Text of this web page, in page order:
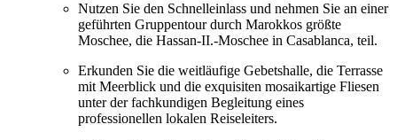
Nutzen Sie den Schnelleinlass und nehmen Sie an einer
geführten Gruppentour durch Marokkos größte
Moschee, die Hassan-II.-Moschee in Casablanca, teil.
Erkunden Sie die weitläufige Gebetshalle, die Terrasse
mit Meerblick und die exquisiten mosaikartige Fliesen
unter der fachkundigen Begleitung eines
professionellen lokalen Reiseleiters.